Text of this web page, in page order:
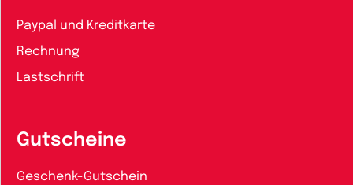
Paypal und Kreditkarte
Rechnung
Lastschrift
Gutscheine
Geschenk-Gutschein